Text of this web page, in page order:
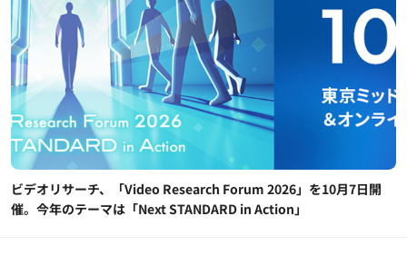
ビデオリサーチ、「Video Research Forum 2026」を10月7日開
催。今年のテーマは「Next STANDARD in Action」